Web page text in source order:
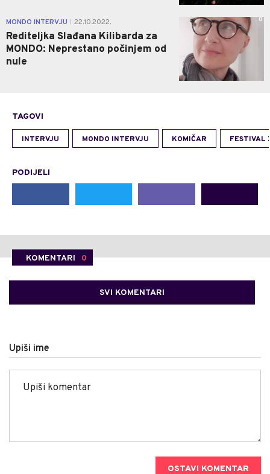
MONDO INTERVJU 22.10.2022.
Rediteljka Slađana Kilibarda za
MONDO: Neprestano počinjem od
nule
0
TAGOVI
INTERVJU MONDO INTERVJU KOMIČAR FESTIVAL
PODIJELI
KOMENTARI 0
SVI KOMENTARI
Upiši ime
OSTAVI KOMENTAR